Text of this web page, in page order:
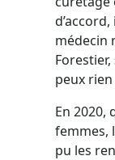
d’accord,
médecin
peux
En 2020,
femmes,
pu les